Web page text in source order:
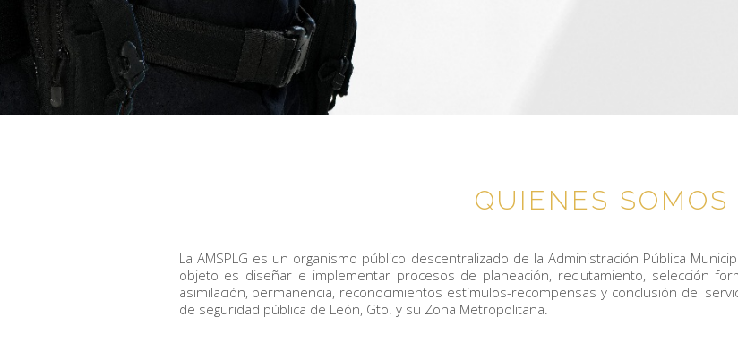
QUIENES SOMOS
La AMSPLG es un organismo público descentralizado de la Administración Pública
objeto es diseñar e implementar procesos de planeación, reclutamiento, selección
asimilación, permanencia, reconocimientos estímulos-recompensas y conclusión del
de seguridad pública de León, Gto. y su Zona Metropolitana.